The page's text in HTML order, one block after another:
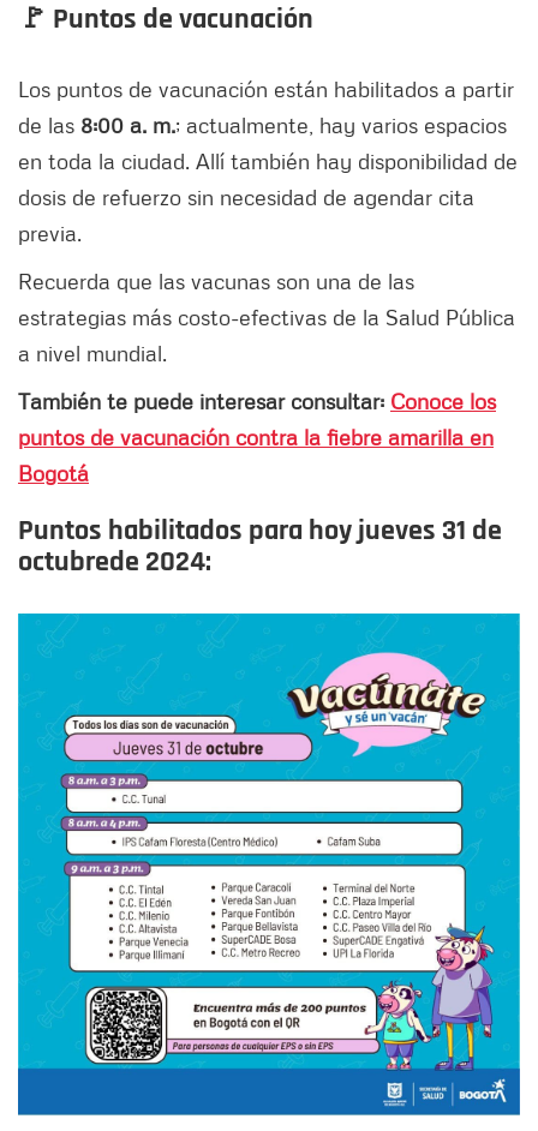
🚩 Puntos de vacunación
Los puntos de vacunación están habilitados a partir
de las 8:00 a. m.; actualmente, hay varios espacios
en toda la ciudad. Allí también hay disponibilidad de
dosis de refuerzo sin necesidad de agendar cita
previa.
Recuerda que las vacunas son una de las
estrategias más costo-efectivas de la Salud Pública
a nivel mundial.
También te puede interesar consultar: Conoce los
puntos de vacunación contra la fiebre amarilla en
Bogotá
Puntos habilitados para hoyjueves 31 de
octubrede 2024: